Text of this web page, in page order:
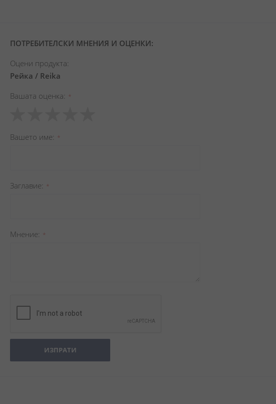
ПОТРЕБИТЕЛСКИ МНЕНИЯ И ОЦЕНКИ:
Оцени продукта:
Рейка / Reika
Вашата оценка
star
stars
stars
stars
stars
Вашето име
Заглавиe
Мнение
ИЗПРАТИ